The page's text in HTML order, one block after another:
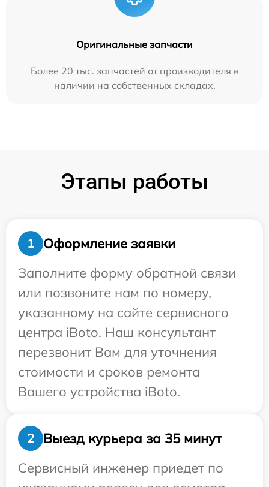
Оригинальные запчасти
Более 20 тыс. запчастей от производителя в
наличии на собственных складах.
Этапы работы
1
Оформление заявки
Заполните форму обратной связи
или позвоните нам по номеру,
указанному на сайте сервисного
центра iBoto. Наш консультант
перезвонит Вам для уточнения
стоимости и сроков ремонта
Вашего устройства iBoto.
2
Выезд курьера за 35 минут
Сервисный инженер приедет по